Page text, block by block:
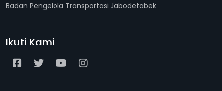
Badan Pengelola Transportasi Jabodetabek
Ikuti Kami